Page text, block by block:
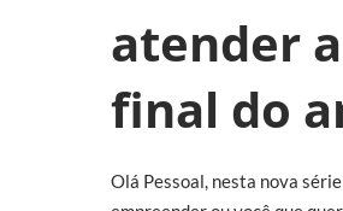
atender
final do
Olá Pessoal, nesta nova